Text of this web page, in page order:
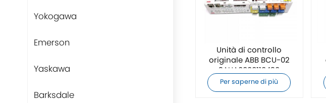
Yokogawa
Emerson
Yaskawa
Barksdale
Unità di controllo
originale ABB BCU-02
3AUA0000110430
Per saperne di più